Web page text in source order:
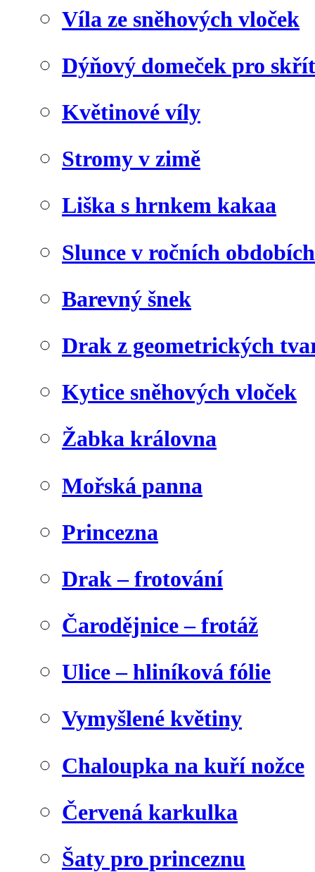
Víla ze sněhových vloček
Dýňový domeček pro
Květinové víly
Stromy v zimě
Liška s hrnkem kakaa
Slunce v ročních obdobích
Barevný šnek
Drak z geometrických
Kytice sněhových vloček
Žabka královna
Mořská panna
Princezna
Drak – frotování
Čarodějnice – frotáž
Ulice – hliníková fólie
Vymyšlené květiny
Chaloupka na kuří nožce
Červená karkulka
Šaty pro princeznu